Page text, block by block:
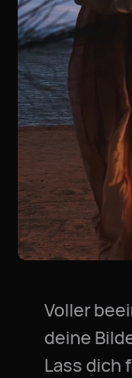
Voller
deine
Lass dich